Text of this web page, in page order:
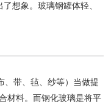
象。玻璃钢罐体轻、
、带、毡、纱等）当做提
材料。而钢化玻璃是将平